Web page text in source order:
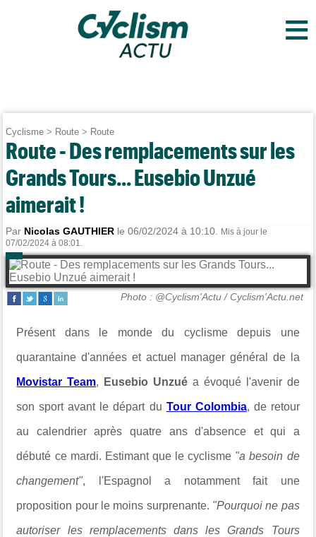
≡
Cyclisme > Route > Route
Route - Des remplacements sur les
Grands Tours... Eusebio Unzué
aimerait !
Par Nicolas GAUTHIER le 06/02/2024 à 10:10.
Mis à jour le
07/02/2024 à 08:01.
Photo : @Cyclism'Actu / Cyclism'Actu.net
Présent dans le monde du cyclisme depuis une
quarantaine d'années et actuel manager général de la
Movistar Team, Eusebio Unzué a évoqué l'avenir de
son sport avant le départ du Tour Colombia, de retour
au calendrier après quatre ans d'absence et qui a
débuté ce mardi. Estimant que le cyclisme "a besoin de
changement", l'Espagnol a notamment fait une
proposition pour le moins surprenante. "Pourquoi ne pas
autoriser les remplacements dans les Grands Tours